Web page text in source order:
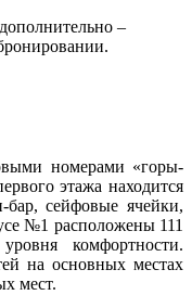
–
номерами «горы-
этажа находится
сейфовые ячейки,
№1 расположены 111
комфортности.
на основных местах
мест.